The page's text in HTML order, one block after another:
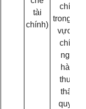
tài
chính)
chính
trong lĩnh
vực tài
chính
ngân
hàng
thuộc
thẩm
quyền